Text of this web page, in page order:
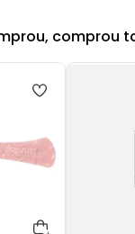
comprou